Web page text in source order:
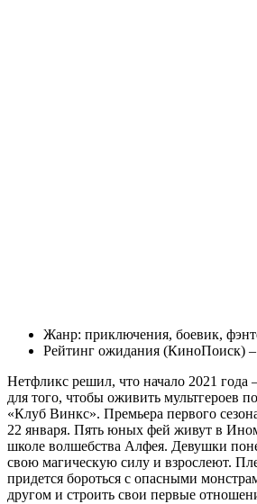
Жанр: приключения, боевик,
Рейтинг ожидания (КиноПоиск)
Нетфликс решил, что начало 2021 года
для того, чтобы оживить мультгероев
«Клуб Винкс». Премьера первого
22 января. Пять юных фей живут в
школе волшебства Алфея. Девушки
свою магическую силу и взрослеют.
придется бороться с опасными
другом и строить свои первые